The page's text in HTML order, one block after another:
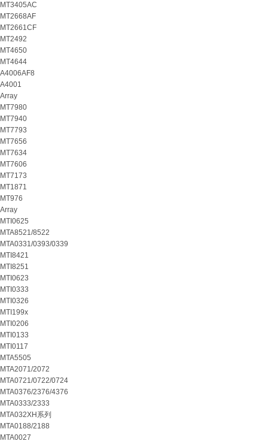
MT3405AC
MT2668AF
MT2661CF
MT2492
MT4650
MT4644
A4006AF8
A4001
Array
MT7980
MT7940
MT7793
MT7656
MT7634
MT7606
MT7173
MT1871
MT976
Array
MTI0625
MTA8521/8522
MTA0331/0393/0339
MTI8421
MTI8251
MTI0623
MTI0333
MTI0326
MTI199x
MTI0206
MTI0133
MTI0117
MTA5505
MTA2071/2072
MTA0721/0722/0724
MTA0376/2376/4376
MTA0333/2333
MTA032XH系列
MTA0188/2188
MTA0027